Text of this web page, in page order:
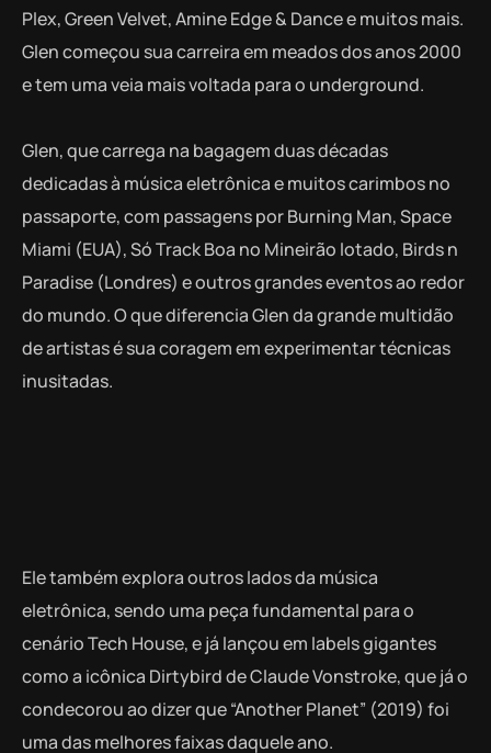
Plex, Green Velvet, Amine Edge & Dance e muitos mais.
Glen começou sua carreira em meados dos anos 2000
e tem uma veia mais voltada para o underground.
Glen, que carrega na bagagem duas décadas
dedicadas à música eletrônica e muitos carimbos no
passaporte, com passagens por Burning Man, Space
Miami (EUA), Só Track Boa no Mineirão lotado, Birds n
Paradise (Londres) e outros grandes eventos ao redor
do mundo. O que diferencia Glen da grande multidão
de artistas é sua coragem em experimentar técnicas
inusitadas.
Ele também explora outros lados da música
eletrônica, sendo uma peça fundamental para o
cenário Tech House, e já lançou em labels gigantes
como a icônica Dirtybird de Claude Vonstroke, que já o
condecorou ao dizer que “Another Planet” (2019) foi
uma das melhores faixas daquele ano.